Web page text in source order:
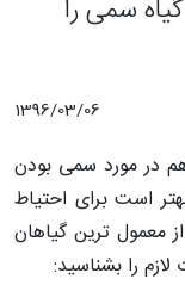
سمی را
1396/03/06
در مورد سمی بودن
است برای احتیاط
معمول ترین گیاهان
را بشناسید: